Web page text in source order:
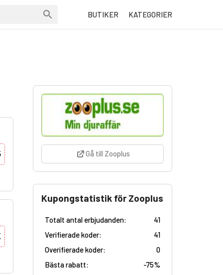
BUTIKER KATEGORIER
Gå till Zooplus
Kupongstatistik för Zooplus
Totalt antal erbjudanden:
41
Verifierade koder:
41
Overifierade koder:
0
Bästa rabatt:
-75%